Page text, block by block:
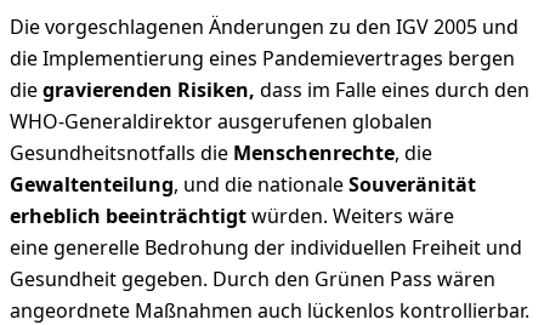
Die vorgeschlagenen Änderungen zu den IGV 2005 und
die Implementierung eines Pandemievertrages bergen
diegravierenden Risiken, dass im Falle eines durch den
WHO-Generaldirektor ausgerufenen globalen
Gesundheitsnotfalls die Menschenrechte, die
Gewaltenteilung, und die nationaleSouveränität
erheblich beeinträchtigtwürden. Weiters wäre
eine generelle Bedrohung der individuellen Freiheit und
Gesundheit gegeben. Durch den Grünen Pass wären
angeordnete Maßnahmen auch lückenlos kontrollierbar.